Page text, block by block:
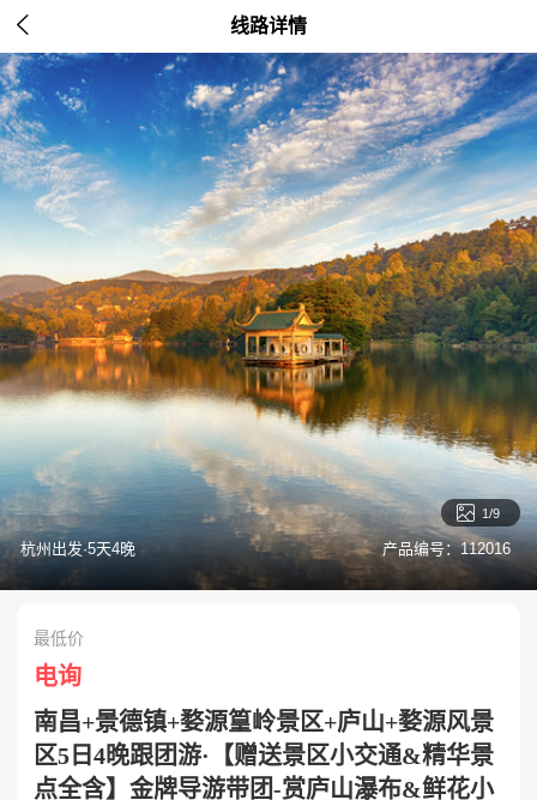
 线路详情
 2/9
杭州出发·5天4晚 产品编号：112016
最低价
电询
南昌+景德镇+婺源篁岭景区+庐山+婺源风景
区5日4晚跟团游·【赠送景区小交通&精华景
点全含】金牌导游带团-赏庐山瀑布&鲜花小